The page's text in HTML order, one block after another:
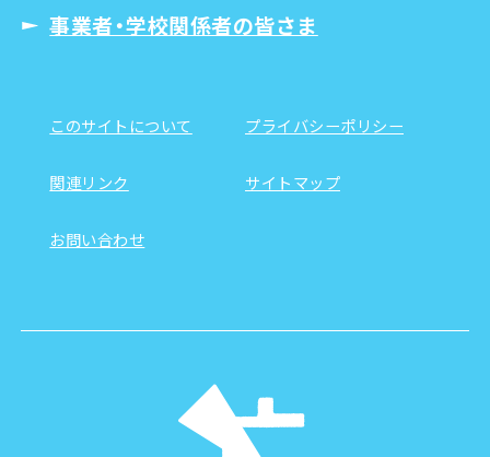
事業者・学校関係者の皆さま
このサイトについて プライバシーポリシー
関連リンク サイトマップ
お問い合わせ